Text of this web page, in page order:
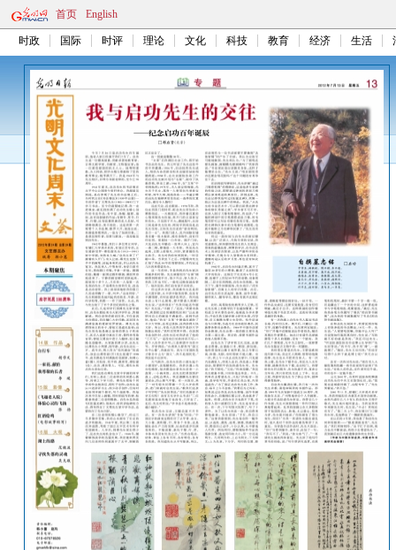
首页 English
时政 国际 时评 理论 文化 科技 教育 经济 生活